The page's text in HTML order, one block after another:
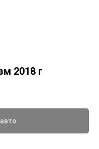
2018 г